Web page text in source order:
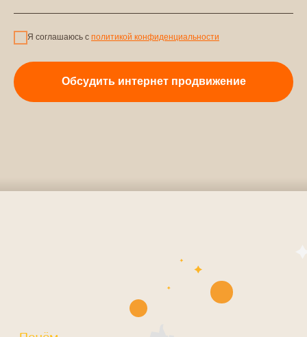
Я соглашаюсь с политикой конфиденциальности
Обсудить интернет продвижение
работать гуру